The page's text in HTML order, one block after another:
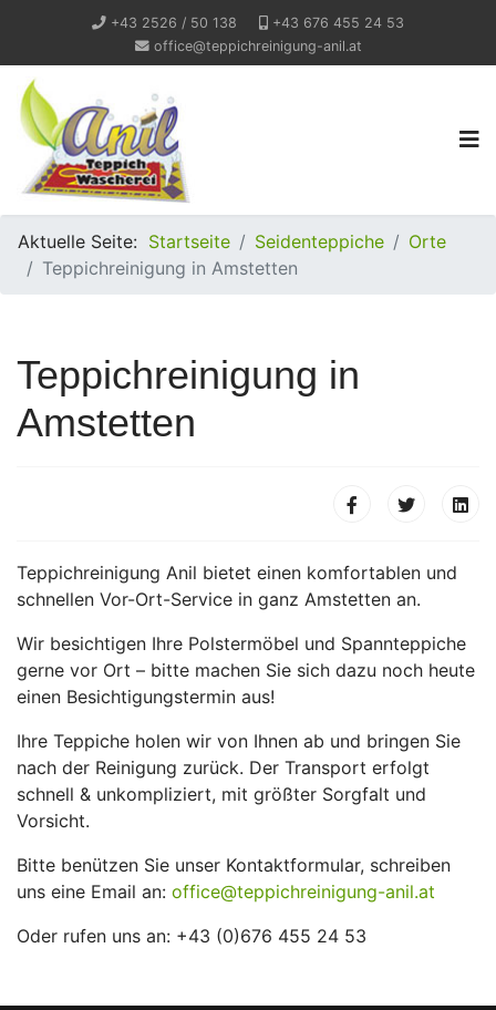
+43 2526 / 50 138
+43 676 455 24 53
office@teppichreinigung-anil.at
Aktuelle Seite: Startseite Seidenteppiche
Orte
Teppichreinigung in Amstetten
Teppichreinigung in
Amstetten
Teppichreinigung Anil bietet einen komfortablen und
schnellen Vor-Ort-Service in ganz Amstetten an.
Wir besichtigen Ihre Polstermöbel und Spannteppiche
gerne vor Ort – bitte machen Sie sich dazu noch heute
einen Besichtigungstermin aus!
Ihre Teppiche holen wir von Ihnen ab und bringen Sie
nach der Reinigung zurück. Der Transport erfolgt
schnell & unkompliziert, mit größter Sorgfalt und
Vorsicht.
Bitte benützen Sie unser Kontaktformular, schreiben
uns eine Email an: office@teppichreinigung-anil.at
Oder rufen uns an: +43 (0)676 455 24 53